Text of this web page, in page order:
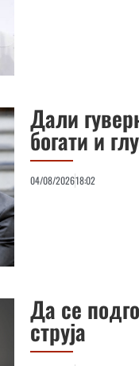
Дали
богати и
04/08/202618:02
Да се
струја